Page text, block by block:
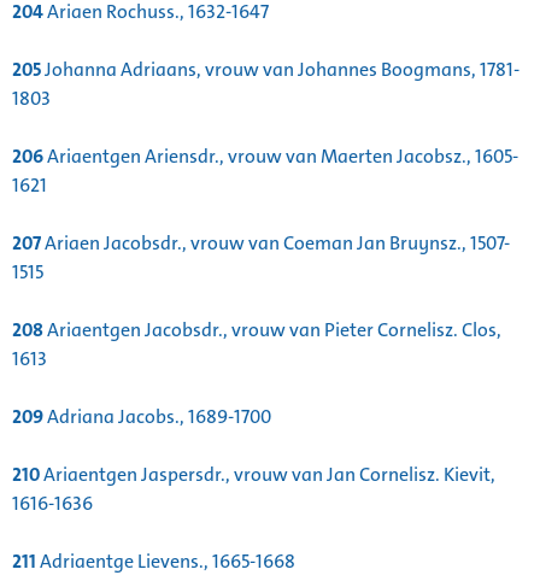
204Ariaen Rochuss., 1632-1647
205Johanna Adriaans, vrouw van Johannes Boogmans, 1781-
1803
206Ariaentgen Ariensdr., vrouw van Maerten Jacobsz., 1605-
1621
207Ariaen Jacobsdr., vrouw van Coeman Jan Bruynsz., 1507-
1515
208Ariaentgen Jacobsdr., vrouw van Pieter Cornelisz. Clos,
1613
209Adriana Jacobs., 1689-1700
210Ariaentgen Jaspersdr., vrouw van Jan Cornelisz. Kievit,
1616-1636
211Adriaentge Lievens., 1665-1668